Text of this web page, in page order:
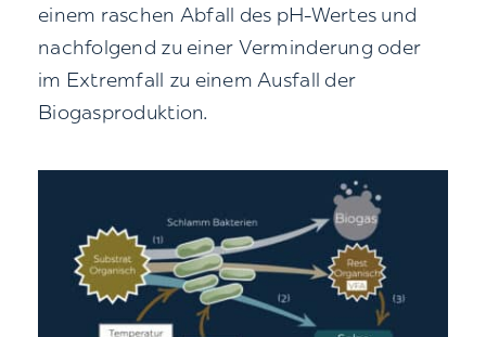
einem raschen Abfall des pH-Wertes und
nachfolgend zu einer Verminderung oder
im Extremfall zu einem Ausfall der
Biogasproduktion.